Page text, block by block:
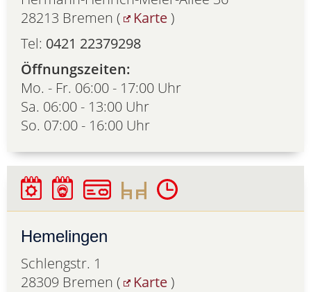
28213 Bremen (
Karte )
Tel: 0421 22379298
Öffnungszeiten:
Mo. - Fr. 06:00 - 17:00 Uhr
Sa. 06:00 - 13:00 Uhr
So. 07:00 - 16:00 Uhr
Hemelingen
Schlengstr. 1
28309 Bremen (
Karte )